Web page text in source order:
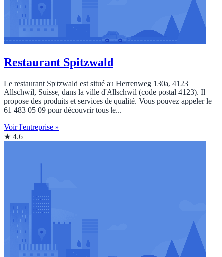
Restaurant Spitzwald
Le restaurant Spitzwald est situé au Herrenweg 130a, 4123
Allschwil, Suisse, dans la ville d'Allschwil (code postal 4123). Il
propose des produits et services de qualité. Vous pouvez appeler le
61 483 05 09 pour découvrir tous le...
Voir l'entreprise »
★ 4.6